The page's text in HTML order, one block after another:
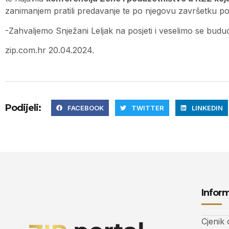
zanimanjem pratili predavanje te po njegovu završetku
-Zahvaljemo Snježani Leljak na posjeti i veselimo se
zip.com.hr 20.04.2024.
Podijeli: FACEBOOK TWITTER LINKEDIN
Cjenik